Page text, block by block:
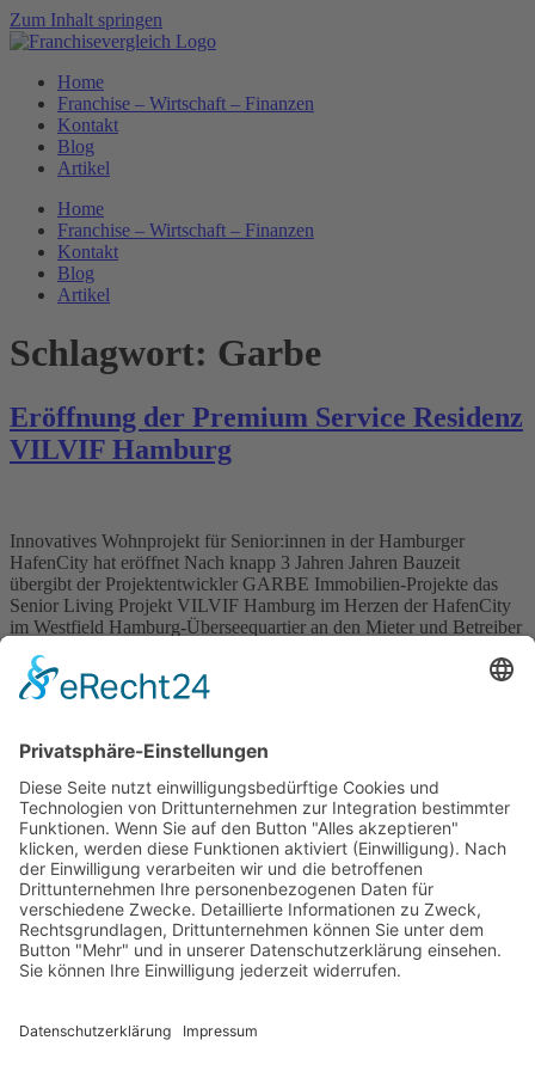
Zum Inhalt springen
Home
Franchise – Wirtschaft – Finanzen
Kontakt
Blog
Artikel
Home
Franchise – Wirtschaft – Finanzen
Kontakt
Blog
Artikel
Schlagwort: Garbe
Eröffnung der Premium Service Residenz
VILVIF Hamburg
Innovatives Wohnprojekt für Senior:innen in der Hamburger
HafenCity hat eröffnet Nach knapp 3 Jahren Jahren Bauzeit
übergibt der Projektentwickler GARBE Immobilien-Projekte das
Senior Living Projekt VILVIF Hamburg im Herzen der HafenCity
im Westfield Hamburg-Überseequartier an den Mieter und Betreiber
VILVIF Hamburg ist nach VILVIF Berlin und VILVIF Ahrensburg
die […]
Impressum
Datenschutz
Kooperation
Werbung
Presse- und Öffentlichkeitsarbeit
Aktuelles
Themenwelt